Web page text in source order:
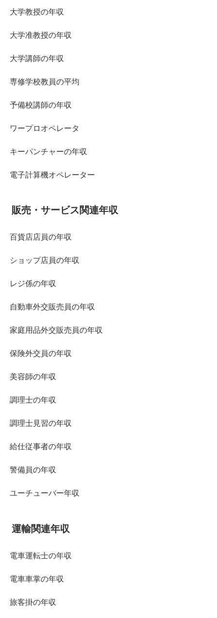
大学教授の年収
大学准教授の年収
大学講師の年収
専修学校教員の平均
予備校講師の年収
ワープロオペレータ
キーパンチャーの年収
電子計算機オペレーター
販売・サービス関連年収
百貨店店員の年収
ショップ店員の年収
レジ係の年収
自動車外交販売員の年収
家庭用品外交販売員の年収
保険外交員の年収
美容師の年収
調理士の年収
調理士見習の年収
給仕従事者の年収
警備員の年収
ユーチューバー年収
運輸関連年収
電車運転士の年収
電車車掌の年収
旅客掛の年収